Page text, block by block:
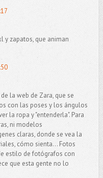
y zapatos, que animan
la web de Zara, que se
con las poses y los ángulos
la ropa y "entenderla". Para
ni modelos
claras, donde se vea la
cómo sienta... Fotos
estilo de fotógrafos con
que esta gente no lo